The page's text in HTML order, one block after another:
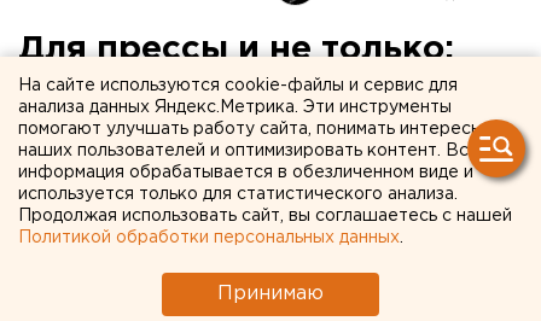
Для прессы и не только:
анонсы на 17 января
На сайте используются cookie-файлы и сервис для
анализа данных Яндекс.Метрика. Эти инструменты
помогают улучшать работу сайта, понимать интересы
наших пользователей и оптимизировать контент. Вся
информация обрабатывается в обезличенном виде и
используется только для статистического анализа.
Продолжая использовать сайт, вы соглашаетесь с нашей
Политикой обработки персональных данных
Принимаю